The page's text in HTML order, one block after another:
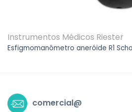
Instrumentos Médicos Riester
Esfigmomanômetro aneróide R1
comercial@